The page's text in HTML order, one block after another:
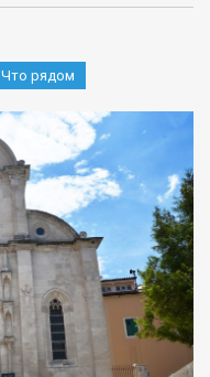
Что рядом